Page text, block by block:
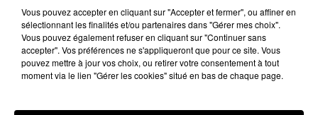
Alors, ne lâchez pas la proie pour l'ombre.
Argent
Vous préférerez remplir votre bas de laine, et vous aurez
raison. L'heure sera manifestement à l'économie. Pour
d'autres, des complications apparemment inextricables à
Vous pouvez accepter en cliquant sur "Accepter et fermer", ou affiner en
sélectionnant les finalités et/ou partenaires dans "Gérer mes choix".
Vous pouvez également refuser en cliquant sur "Continuer sans
accepter". Vos préférences ne s'appliqueront que pour ce site. Vous
pouvez mettre à jour vos choix, ou retirer votre consentement à tout
moment via le lien "Gérer les cookies" situé en bas de chaque page.